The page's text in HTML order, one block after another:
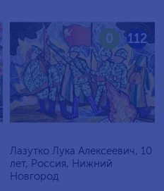
112
0
Лазутко Лука Алексеевич, 10
лет, Россия, Нижний
Новгород